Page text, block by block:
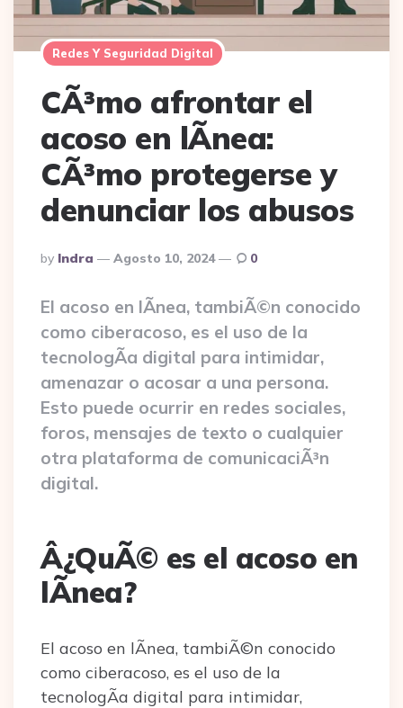
Redes Y Seguridad Digital
CÃ³mo afrontar el
acoso en lÃ­nea:
CÃ³mo protegerse y
denunciar los abusos
Posted
By
By Indra Agosto 10, 2024 0
El acoso en lÃ­nea, tambiÃ©n conocido
como ciberacoso, es el uso de la
tecnologÃ­a digital para intimidar,
amenazar o acosar a una persona.
Esto puede ocurrir en redes sociales,
foros, mensajes de texto o cualquier
otra plataforma de comunicaciÃ³n
digital.
Â¿QuÃ© es el acoso en
lÃ­nea?
El acoso en lÃ­nea, tambiÃ©n conocido
como ciberacoso, es el uso de la
tecnologÃ­a digital para intimidar,